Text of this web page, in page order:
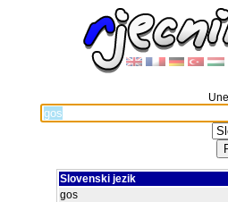
Slovenski jezik
gos